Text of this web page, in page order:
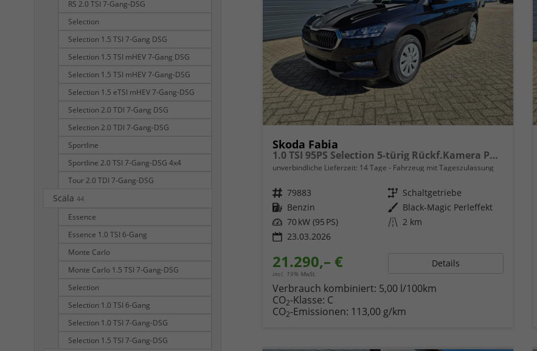
Skoda Fabia
1.0 TSI 95PS Selection 5-türig Rückf.Kamera Parksensoren Sitzheizung Multifunktionslenkrad Klima Skoda-Radio Bluetooth Touchscreen Tempomat Nebelsch. Apple CarPlay + Android Auto
unverbindliche Lieferzeit: 14 Tage Fahrzeug mit Tageszulassung
Fahrzeugnr. 79883 Getriebe Schaltgetriebe
Kraftstoff Benzin Außenfarbe Black-Magic Perleffekt
Leistung 70 kW (95 PS) Kilometerstand 2 km
23.03.2026
21.290,– €
incl. 19% MwSt.
Details
Verbrauch kombiniert: 5,00 l/100km
CO2-Klasse: C
CO2-Emissionen: 113,00 g/km
RS 2.0 TSI 7-Gang-DSG
Selection
Selection 1.5 TSI 7-Gang DSG
Selection 1.5 TSI mHEV 7-Gang DSG
Selection 1.5 TSI mHEV 7-Gang-DSG
Selection 1.5 eTSI mHEV 7-Gang-DSG
Selection 2.0 TDI 7-Gang DSG
Selection 2.0 TDI 7-Gang-DSG
Sportline
Sportline 2.0 TSI 7-Gang-DSG 4x4
Tour 2.0 TDI 7-Gang-DSG
Scala 44
Essence
Essence 1.0 TSI 6-Gang
Monte Carlo
Monte Carlo 1.5 TSI 7-Gang-DSG
Selection
Selection 1.0 TSI 6-Gang
Selection 1.0 TSI 7-Gang-DSG
Selection 1.5 TSI 7-Gang-DSG